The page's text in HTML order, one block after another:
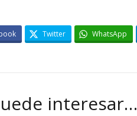
Twitter WhatsApp
interesar…